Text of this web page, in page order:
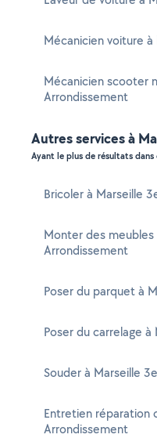
Mécanicien voiture
Mécanicien scooter
Arrondissement
Autres services à
Ayant le plus de résultats
Bricoler à Marseille
Monter des meubles
Arrondissement
Poser du parquet à
Poser du carrelage
Souder à Marseille
Entretien réparation
Arrondissement